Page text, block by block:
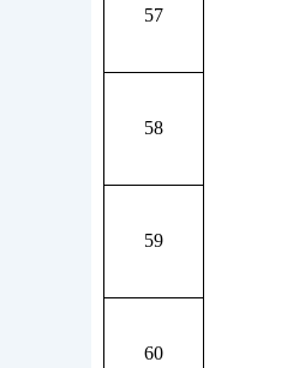
57
58
59
60